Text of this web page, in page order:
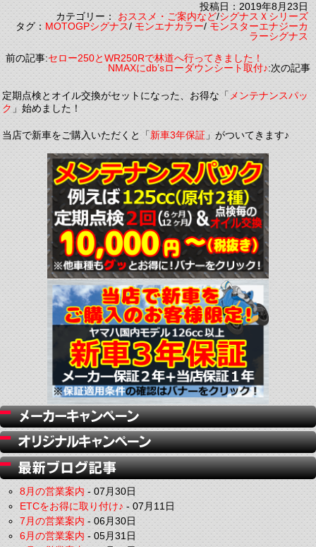
投稿日：2019年8月23日
カテゴリー：おススメ・ご案内など/シグナスＸシリーズ
タグ：MOTOGPシグナス/モンエナカラー/モンスターエナジーカ
ラーシグナス
前の記事:セロー250とWR250Rで林道へ行ってきました！
NMAXにdb’sローダウンシート取付♪:次の記事
定期点検とオイル交換がセットになった、お得な「メンテナンスパッ
ク」始めました！
当店で新車をご購入いただくと「新車3年保証」がついてきます♪
8月の営業案内-07月30日
ETCをお得に取り付け♪-07月11日
7月の営業案内-06月30日
6月の営業案内-05月31日